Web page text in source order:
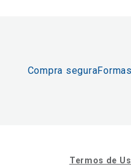
Compra segura
Termos de